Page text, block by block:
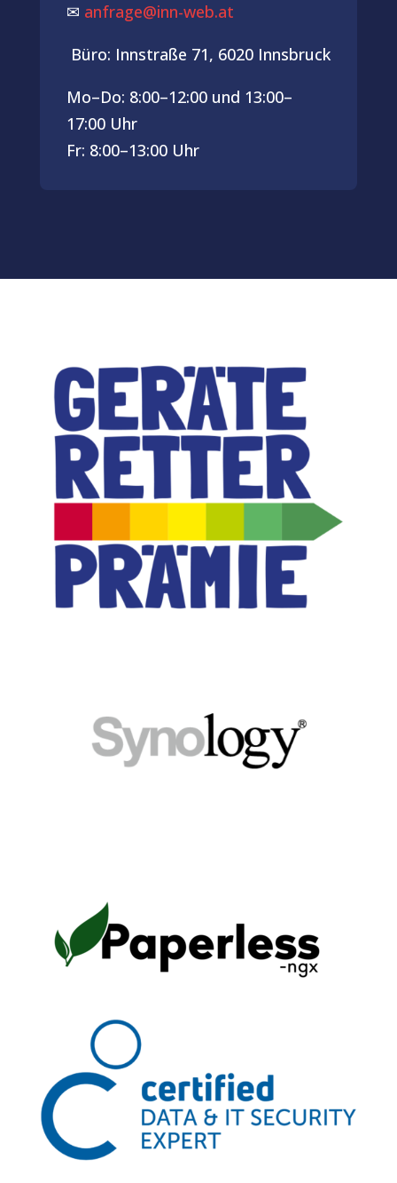
✉ anfrage@inn-web.at
Büro: Innstraße 71, 6020 Innsbruck
Mo–Do: 8:00–12:00 und 13:00–
17:00 Uhr
Fr: 8:00–13:00 Uhr